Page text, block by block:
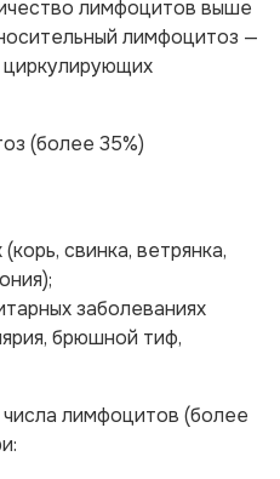
лимфоцитов выше
лимфоцитоз —
(более 35%)
свинка, ветрянка,
заболеваниях
брюшной тиф,
лимфоцитов (более